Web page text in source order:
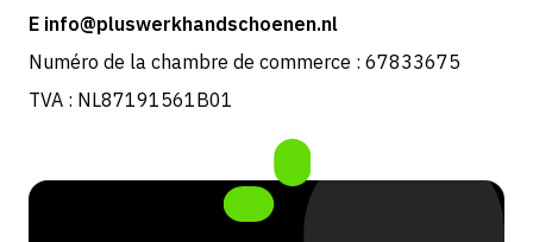
E info@pluswerkhandschoenen.nl
Numéro de la chambre de commerce : 67833675
TVA : NL87191561B01